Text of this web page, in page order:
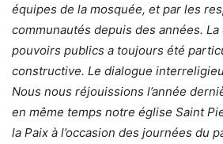
équipes de la mosquée, et par les
communautés depuis des années.
pouvoirs publics a toujours été
constructive. Le dialogue
Nous nous réjouissions l’année
en même temps notre église Saint
la Paix à l’occasion des journées du